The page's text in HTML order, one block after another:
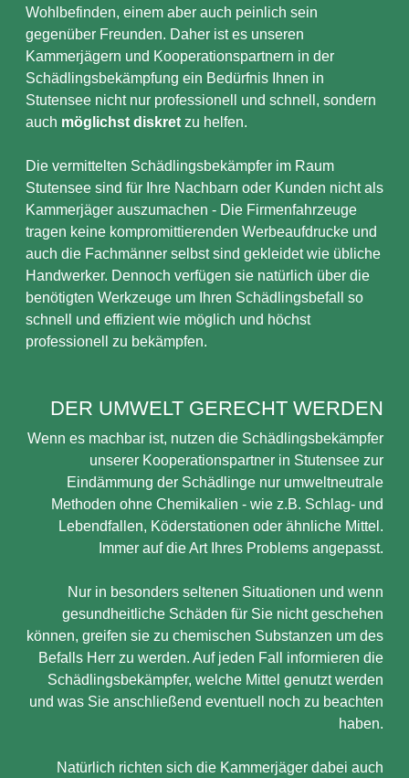
Wohlbefinden, einem aber auch peinlich sein
gegenüber Freunden. Daher ist es unseren
Kammerjägern und Kooperationspartnern in der
Schädlingsbekämpfung ein Bedürfnis Ihnen in
Stutensee nicht nur professionell und schnell, sondern
auch möglichst diskret zu helfen.
Die vermittelten Schädlingsbekämpfer im Raum
Stutensee sind für Ihre Nachbarn oder Kunden nicht als
Kammerjäger auszumachen - Die Firmenfahrzeuge
tragen keine kompromittierenden Werbeaufdrucke und
auch die Fachmänner selbst sind gekleidet wie übliche
Handwerker. Dennoch verfügen sie natürlich über die
benötigten Werkzeuge um Ihren Schädlingsbefall so
schnell und effizient wie möglich und höchst
professionell zu bekämpfen.
DER UMWELT GERECHT WERDEN
Wenn es machbar ist, nutzen die Schädlingsbekämpfer
unserer Kooperationspartner in Stutensee zur
Eindämmung der Schädlinge nur umweltneutrale
Methoden ohne Chemikalien - wie z.B. Schlag- und
Lebendfallen, Köderstationen oder ähnliche Mittel.
Immer auf die Art Ihres Problems angepasst.
Nur in besonders seltenen Situationen und wenn
gesundheitliche Schäden für Sie nicht geschehen
können, greifen sie zu chemischen Substanzen um des
Befalls Herr zu werden. Auf jeden Fall informieren die
Schädlingsbekämpfer, welche Mittel genutzt werden
und was Sie anschließend eventuell noch zu beachten
haben.
Natürlich richten sich die Kammerjäger dabei auch